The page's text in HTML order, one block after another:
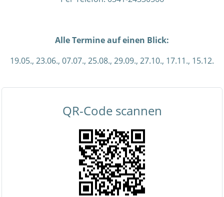
Alle Termine auf einen Blick:
19.05., 23.06., 07.07., 25.08., 29.09., 27.10., 17.11., 15.12.
QR-Code scannen